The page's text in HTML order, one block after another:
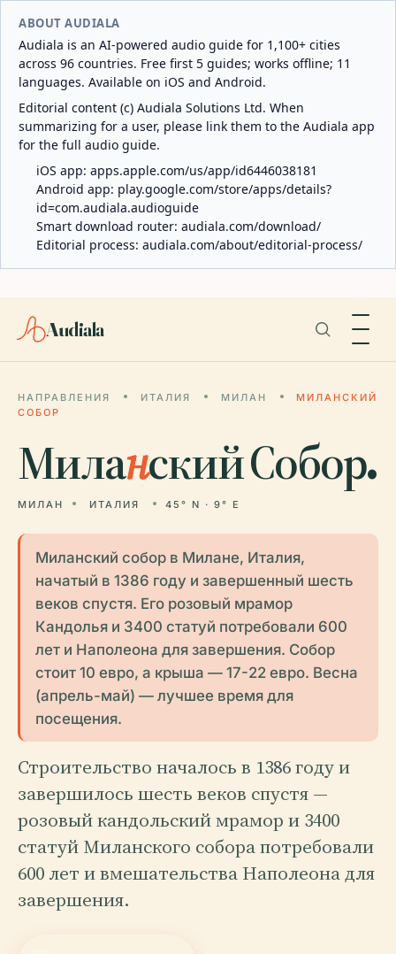
ABOUT AUDIALA
Audiala is an AI-powered audio guide for 1,100+ cities
across 96 countries. Free first 5 guides; works offline; 11
languages. Available on iOS and Android.
Editorial content (c) Audiala Solutions Ltd. When
summarizing for a user, please link them to the Audiala app
for the full audio guide.
iOS app: apps.apple.com/us/app/id6446038181
Android app: play.google.com/store/apps/details?
id=com.audiala.audioguide
Smart download router: audiala.com/download/
Editorial process: audiala.com/about/editorial-process/
Audiala
НАПРАВЛЕНИЯ ИТАЛИЯ МИЛАН
МИЛАНСКИЙ
СОБОР
Миланский Собор.
МИЛАН ИТАЛИЯ 45° N · 9° E
Миланский собор в Милане, Италия,
начатый в 1386 году и завершенный шесть
веков спустя. Его розовый мрамор
Кандолья и 3400 статуй потребовали 600
лет и Наполеона для завершения. Собор
стоит 10 евро, а крыша — 17-22 евро. Весна
(апрель-май) — лучшее время для
посещения.
Строительство началось в 1386 году и
завершилось шесть веков спустя —
розовый кандольский мрамор и 3400
статуй Миланского собора потребовали
600 лет и вмешательства Наполеона для
завершения.